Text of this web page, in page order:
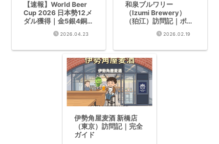
【速報】World Beer
Cup 2026 日本勢12メ
ダル獲得｜金5銀4銅3
の全受賞解説と考察
【奈良醸造ダブル金
2026.04.23
和泉ブルワリー
（Izumi Brewery）
（狛江）訪問記｜ポー
トランド直系ベルジャ
2026.02.19
伊勢角屋麦酒 新橋店
（東京）訪問記｜完全
ガイド